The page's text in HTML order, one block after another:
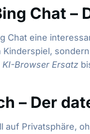
Chat –
Chat eine
KI-Browser Ersatz
– Der
auf Privatsphäre,